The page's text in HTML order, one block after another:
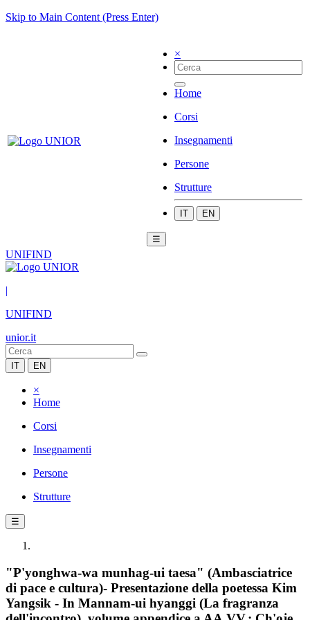
Skip to Main Content (Press Enter)
×
Home
Corsi
Insegnamenti
Persone
Strutture
IT EN
☰
UNIFIND
|
UNIFIND
unior.it
IT EN
×
Home
Corsi
Insegnamenti
Persone
Strutture
☰
"P'yonghwa-wa munhag-ui taesa" (Ambasciatrice
di pace e cultura)- Presentazione della poetessa Kim
Yangsik - In Mannam-ui hyanggi (La fragranza